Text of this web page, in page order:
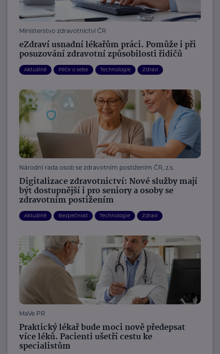
Ministerstvo zdravotnictví ČR
eZdraví usnadní lékařům práci. Pomůže i při
posuzování zdravotní způsobilosti řidičů
Aktuálně Péče o sebe Technologie Zdraví
Národní rada osob se zdravotním postižením ČR, z.s.
Digitalizace zdravotnictví: Nové služby mají
být dostupnější i pro seniory a osoby se
zdravotním postižením
Aktuálně Bezpečnost Technologie Zdraví
MaVe PR
Praktický lékař bude moci nově předepsat
více léků. Pacienti ušetří cestu ke
specialistům